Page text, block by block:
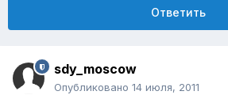
Ответить
sdy_moscow
Опубликовано 14 июля, 2011